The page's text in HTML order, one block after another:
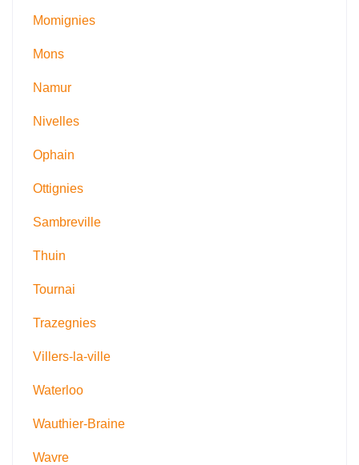
Momignies
Mons
Namur
Nivelles
Ophain
Ottignies
Sambreville
Thuin
Tournai
Trazegnies
Villers-la-ville
Waterloo
Wauthier-Braine
Wavre